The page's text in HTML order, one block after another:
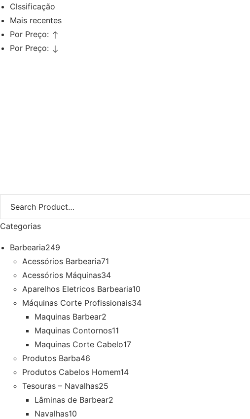
Clssificação
Mais recentes
Por Preço:
Por Preço:
Categorias
Barbearia249
Acessórios Barbearia71
Acessórios Máquinas34
Aparelhos Eletricos Barbearia10
Máquinas Corte Profissionais34
Maquinas Barbear2
Maquinas Contornos11
Maquinas Corte Cabelo17
Produtos Barba46
Produtos Cabelos Homem14
Tesouras – Navalhas25
Lâminas de Barbear2
Navalhas10